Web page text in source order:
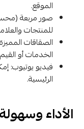
الموقع.
صور مربعة
للمنتجات
الصقاقات
الخدمات أو
فيديو يوتيوب:
الرئيسية.
الأداء